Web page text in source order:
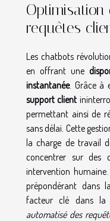
requêtes
Les chatbots
en offrant une
instantanée. Grâce à
support client
permettant ainsi de
sans délai. Cette
la charge de travail
concentrer sur des
intervention
prépondérant dans
facteur clé dans la
automatisé des